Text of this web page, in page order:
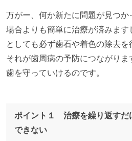
万がー、何か新たに問題が見つか
場合よりも簡単に治療が済みます
としても必ず歯石や着色の除去を
それが歯周病の予防につながり
歯を守っていけるのです。
ポイント１ 治療を繰り返すだ
できない